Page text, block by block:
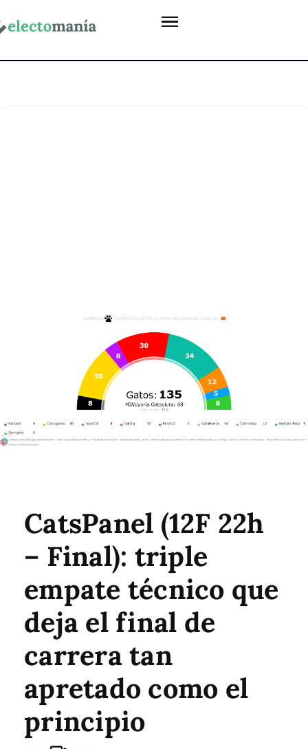
CatsPanel (12F 22h
– Final): triple
empate técnico que
deja el final de
carrera tan
apretado como el
principio